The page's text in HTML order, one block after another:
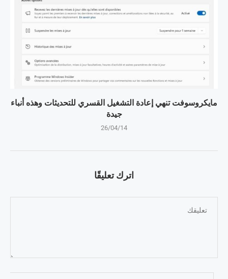
مايكروسوفت تنهي إعادة التشغيل القسري للتحديثات وهذه أنباء
جيدة
26/04/14
اترك تعليقًا